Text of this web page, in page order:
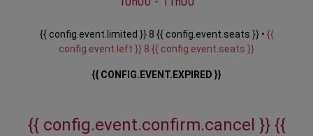
{{ config.event.limited }} 8 {{ config.event.seats }} • {{
config.event.left }} 8 {{ config.event.seats }}
{{ CONFIG.EVENT.EXPIRED }}
{{ config.event.confirm.cancel }} {{